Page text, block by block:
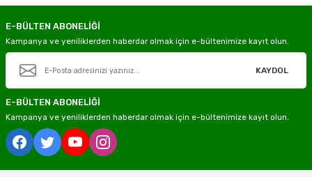
E-BÜLTEN ABONELİĞİ
Kampanya ve yeniliklerden haberdar olmak için e-bültenimize kayıt olun.
KAYDOL
E-BÜLTEN ABONELİĞİ
Kampanya ve yeniliklerden haberdar olmak için e-bültenimize kayıt olun.